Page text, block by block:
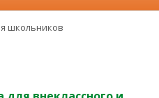
школьников